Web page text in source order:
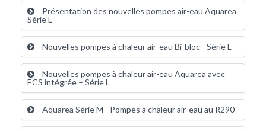
Présentation des nouvelles pompes air-eau Aquarea
Série L
Nouvelles pompes à chaleur air-eau Bi-bloc– Série L
Nouvelles pompes à chaleur air-eau Aquarea avec
ECS intégrée – Série L
Aquarea Série M - Pompes à chaleur air-eau au R290